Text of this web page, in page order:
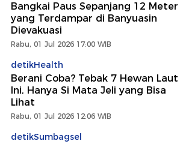
Bangkai Paus Sepanjang 12 Meter
yang Terdampar di Banyuasin
Dievakuasi
Rabu, 01 Jul 2026 17:00 WIB
detikHealth
Berani Coba? Tebak 7 Hewan Laut
Ini, Hanya Si Mata Jeli yang Bisa
Lihat
Rabu, 01 Jul 2026 12:06 WIB
detikSumbagsel